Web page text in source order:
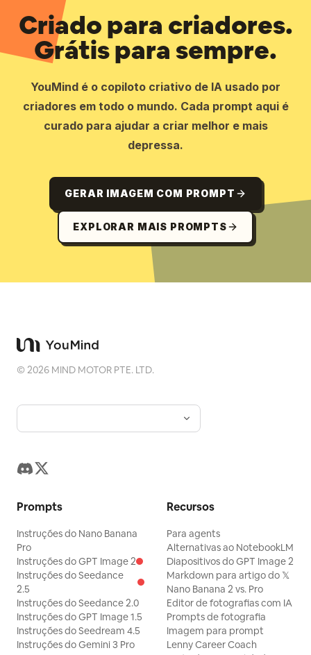
Criado para criadores.
Grátis para sempre.
YouMind é o copiloto criativo de IA usado por
criadores em todo o mundo. Cada prompt aqui é
curado para ajudar a criar melhor e mais
depressa.
GERAR IMAGEM COM PROMPT
EXPLORAR MAIS PROMPTS
©2026 MIND MOTOR PTE. LTD.
Prompts
Instruções do Nano Banana
Pro
Instruções do GPT Image 2
Instruções do Seedance
2.5
Instruções do Seedance 2.0
Instruções do GPT Image 1.5
Instruções do Seedream 4.5
Instruções do Gemini 3 Pro
Recursos
Para agents
Alternativas ao NotebookLM
Diapositivos do GPT Image 2
Markdown para artigo do 𝕏
Nano Banana 2 vs. Pro
Editor de fotografias com IA
Prompts de fotografia
Imagem para prompt
Lenny Career Coach